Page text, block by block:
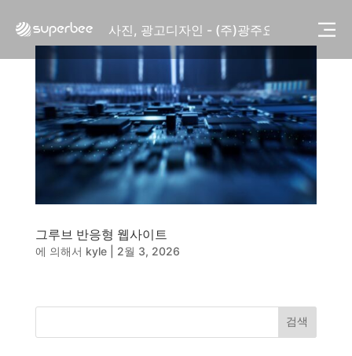
사진, 광고디자인 - (주)광주요
웹사이트 - (주)세스코
제품디자인 - 삼성전자㈜
동영상, CI - 카피어랜드㈜
동영상, 홈페이지 - (주)분독
동영상, 카탈로그 - 피자마루
웹사이트 - 백조씽크
사진, 광고디자인 - 중외제약
패키지, 디자인 - 고려은단
동영상 - (주)듀오백
동영상 - 모모스커피㈜
동영상 - 삼양홀딩스
사진, 광고디자인 - (주)광주요
그루브 반응형 웹사이트
에 의해서 kyle| 2월 3, 2026
검색